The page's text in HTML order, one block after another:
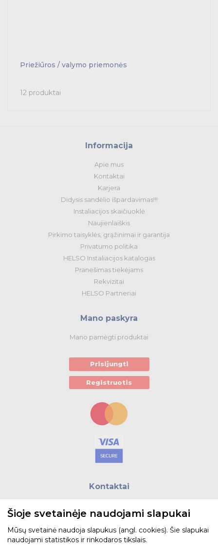
Priežiūros / valymo priemonės
12 produktai
Informacija
Apie mus
Kontaktai
Karjera
Didysis sandėlio išpardavimas!!!
Instaliacijos skaičiuoklė
Naujienlaiškis
Pirkimo taisyklės, grąžinimai ir garantija
Privatumo politika
HELSO Instaliacijos katalogas
Pranešimas tiekėjams
Rekvizitai
HELSO Partneriai
Mano paskyra
Mano pamėgti produktai
Prisijungti
Registruotis
Kontaktai
Telefonas:+370 5 215 0070
Adresas: Vilkpėdės g. 4, LT-03151, Vilnius
Šioje svetainėje naudojami slapukai
Mūsų svetainė naudoja slapukus (angl. cookies). Šie slapukai
naudojami statistikos ir rinkodaros tikslais.